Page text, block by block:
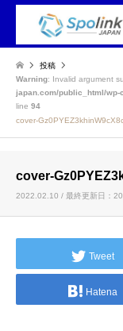
投稿
Warning: Invalid argument
japan.com/public_html/wp-
line 94
cover-
cover-
2022.02.10 / 最終更新日：
Tweet
Hatena